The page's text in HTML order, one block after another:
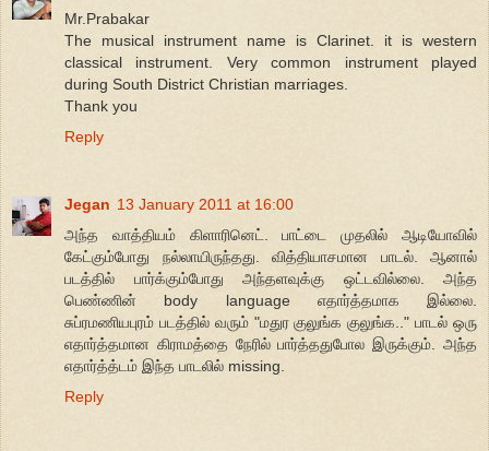
Mr.Prabakar
The musical instrument name is Clarinet. it is western
classical instrument. Very common instrument played
during South District Christian marriages.
Thank you
Reply
Jegan 13 January 2011 at 16:00
அந்த வாத்தியம் கிளாரினெட். பாட்டை முதலில் ஆடியோவில்
கேட்கும்போது நல்லாயிருந்தது. வித்தியாசமான பாடல். ஆனால்
படத்தில் பார்க்கும்போது அந்தளவுக்கு ஒட்டவில்லை. அந்த
பெண்ணின் body language எதார்த்தமாக இல்லை.
சுப்ரமணியபுரம் படத்தில் வரும் "மதுர குலுங்க குலுங்க.." பாடல் ஒரு
எதார்த்தமான கிராமத்தை நேரில் பார்த்ததுபோல இருக்கும். அந்த
எதார்த்த்டம் இந்த பாடலில் missing.
Reply